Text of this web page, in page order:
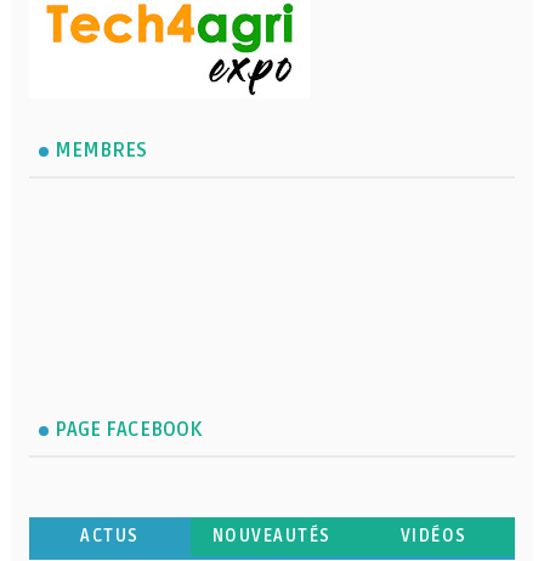
MEMBRES
PAGE FACEBOOK
ACTUS NOUVEAUTÉS VIDÉOS